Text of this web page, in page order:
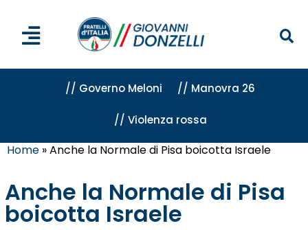
// Governo Meloni // Manovra 26
// Violenza rossa
Home »Anche la Normale di Pisa boicotta Israele
Anche la Normale di Pisa
boicotta Israele